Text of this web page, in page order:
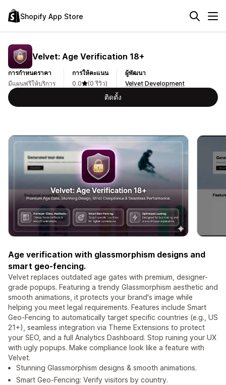
Shopify App Store
Velvet: Age Verification 18+
การกำหนดราคา
มีแผนฟรีให้บริการ
การให้คะแนน
0.0
(0 รีวิว)
ผู้พัฒนา
Velvet Development
ติดตั้ง
Age verification with glassmorphism designs and
smart geo-fencing.
Velvet replaces outdated age gates with premium, designer-
grade popups. Featuring a trendy Glassmorphism aesthetic and
smooth animations, it protects your brand's image while
helping you meet legal requirements. Features include Smart
Geo-Fencing to automatically target specific countries (e.g., US
21+), seamless integration via Theme Extensions to protect
your SEO, and a full Analytics Dashboard. Stop ruining your UX
with ugly popups. Make compliance look like a feature with
Velvet.
Stunning Glassmorphism designs & smooth animations.
Smart Geo-Fencing: Verify visitors by country.